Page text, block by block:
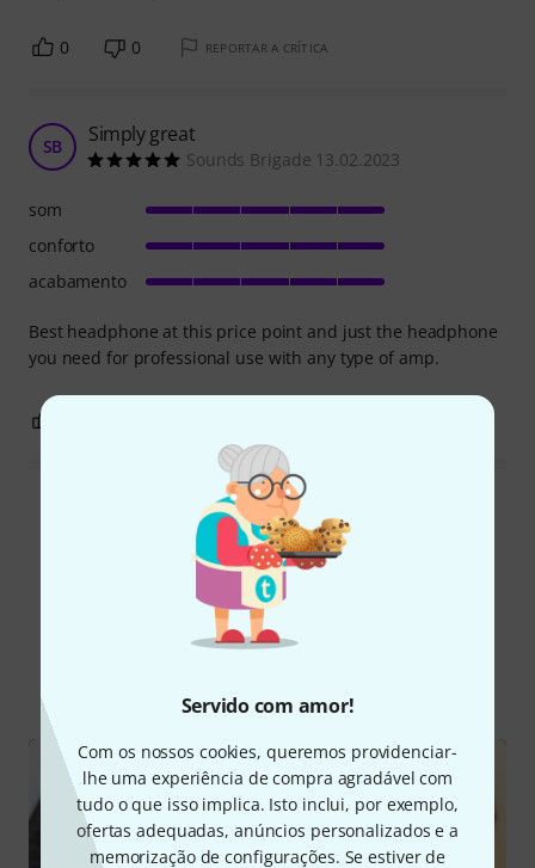
Servido com amor!
Com os nossos cookies, queremos providenciar-
lhe uma experiência de compra agradável com
tudo o que isso implica. Isto inclui, por exemplo,
ofertas adequadas, anúncios personalizados e a
memorização de configurações. Se estiver de
0 0 REPORTAR A CRÍTICA
SB Simply great
Sounds Brigade 13.02.2023
Best headphone at this price point and just the headphone
you need for professional use with any type of amp.
som
conforto
acabamento
Ler todas as reviews
Sabia?